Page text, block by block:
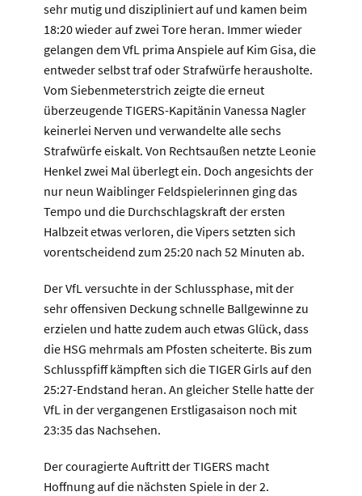
sehr mutig und diszipliniert auf und kamen beim
18:20 wieder auf zwei Tore heran. Immer wieder
gelangen dem VfL prima Anspiele auf Kim Gisa, die
entweder selbst traf oder Strafwürfe herausholte.
Vom Siebenmeterstrich zeigte die erneut
überzeugende TIGERS-Kapitänin Vanessa Nagler
keinerlei Nerven und verwandelte alle sechs
Strafwürfe eiskalt. Von Rechtsaußen netzte Leonie
Henkel zwei Mal überlegt ein. Doch angesichts der
nur neun Waiblinger Feldspielerinnen ging das
Tempo und die Durchschlagskraft der ersten
Halbzeit etwas verloren, die Vipers setzten sich
vorentscheidend zum 25:20 nach 52 Minuten ab.
Der VfL versuchte in der Schlussphase, mit der
sehr offensiven Deckung schnelle Ballgewinne zu
erzielen und hatte zudem auch etwas Glück, dass
die HSG mehrmals am Pfosten scheiterte. Bis zum
Schlusspfiff kämpften sich die TIGER Girls auf den
25:27-Endstand heran. An gleicher Stelle hatte der
VfL in der vergangenen Erstligasaison noch mit
23:35 das Nachsehen.
Der couragierte Auftritt der TIGERS macht
Hoffnung auf die nächsten Spiele in der 2.